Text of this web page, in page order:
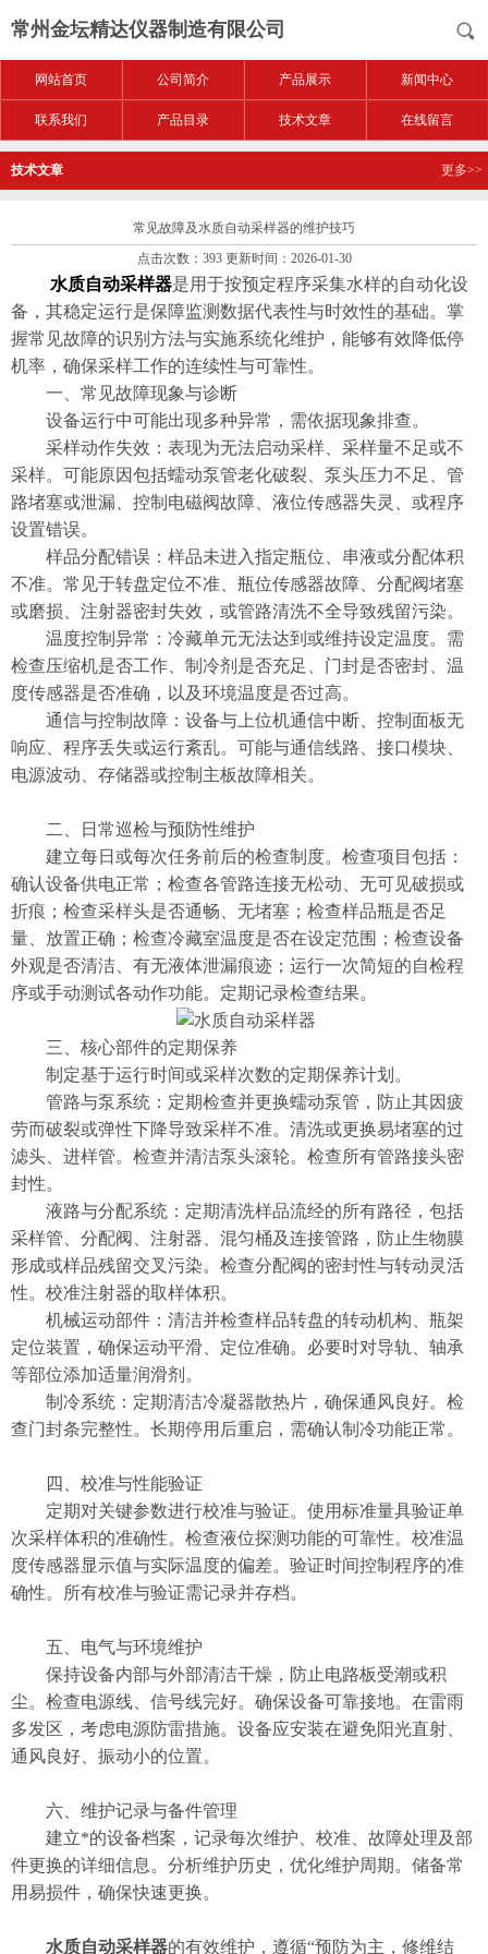
常州金坛精达仪器制造有限公司
网站首页 公司简介 产品展示 新闻中心
联系我们 产品目录 技术文章 在线留言
技术文章 更多>>
常见故障及水质自动采样器的维护技巧
点击次数：393 更新时间：2026-01-30
水质自动采样器是用于按预定程序采集水样的自动化设
备，其稳定运行是保障监测数据代表性与时效性的基础。掌
握常见故障的识别方法与实施系统化维护，能够有效降低停
机率，确保采样工作的连续性与可靠性。
一、常见故障现象与诊断
设备运行中可能出现多种异常，需依据现象排查。
采样动作失效：表现为无法启动采样、采样量不足或不
采样。可能原因包括蠕动泵管老化破裂、泵头压力不足、管
路堵塞或泄漏、控制电磁阀故障、液位传感器失灵、或程序
设置错误。
样品分配错误：样品未进入指定瓶位、串液或分配体积
不准。常见于转盘定位不准、瓶位传感器故障、分配阀堵塞
或磨损、注射器密封失效，或管路清洗不全导致残留污染。
温度控制异常：冷藏单元无法达到或维持设定温度。需
检查压缩机是否工作、制冷剂是否充足、门封是否密封、温
度传感器是否准确，以及环境温度是否过高。
通信与控制故障：设备与上位机通信中断、控制面板无
响应、程序丢失或运行紊乱。可能与通信线路、接口模块、
电源波动、存储器或控制主板故障相关。
二、日常巡检与预防性维护
建立每日或每次任务前后的检查制度。检查项目包括：
确认设备供电正常；检查各管路连接无松动、无可见破损或
折痕；检查采样头是否通畅、无堵塞；检查样品瓶是否足
量、放置正确；检查冷藏室温度是否在设定范围；检查设备
外观是否清洁、有无液体泄漏痕迹；运行一次简短的自检程
序或手动测试各动作功能。定期记录检查结果。
三、核心部件的定期保养
制定基于运行时间或采样次数的定期保养计划。
管路与泵系统：定期检查并更换蠕动泵管，防止其因疲
劳而破裂或弹性下降导致采样不准。清洗或更换易堵塞的过
滤头、进样管。检查并清洁泵头滚轮。检查所有管路接头密
封性。
液路与分配系统：定期清洗样品流经的所有路径，包括
采样管、分配阀、注射器、混匀桶及连接管路，防止生物膜
形成或样品残留交叉污染。检查分配阀的密封性与转动灵活
性。校准注射器的取样体积。
机械运动部件：清洁并检查样品转盘的转动机构、瓶架
定位装置，确保运动平滑、定位准确。必要时对导轨、轴承
等部位添加适量润滑剂。
制冷系统：定期清洁冷凝器散热片，确保通风良好。检
查门封条完整性。长期停用后重启，需确认制冷功能正常。
四、校准与性能验证
定期对关键参数进行校准与验证。使用标准量具验证单
次采样体积的准确性。检查液位探测功能的可靠性。校准温
度传感器显示值与实际温度的偏差。验证时间控制程序的准
确性。所有校准与验证需记录并存档。
五、电气与环境维护
保持设备内部与外部清洁干燥，防止电路板受潮或积
尘。检查电源线、信号线完好。确保设备可靠接地。在雷雨
多发区，考虑电源防雷措施。设备应安装在避免阳光直射、
通风良好、振动小的位置。
六、维护记录与备件管理
建立*的设备档案，记录每次维护、校准、故障处理及部
件更换的详细信息。分析维护历史，优化维护周期。储备常
用易损件，确保快速更换。
水质自动采样器的有效维护，遵循“预防为主，修维结